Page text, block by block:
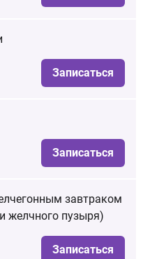
Записаться
Записаться
завтраком
желчного пузыря)
Записаться